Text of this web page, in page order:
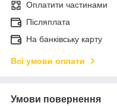
Оплатити частинами
Післяплата
На банківську карту
Всі умови оплати
Умови повернення